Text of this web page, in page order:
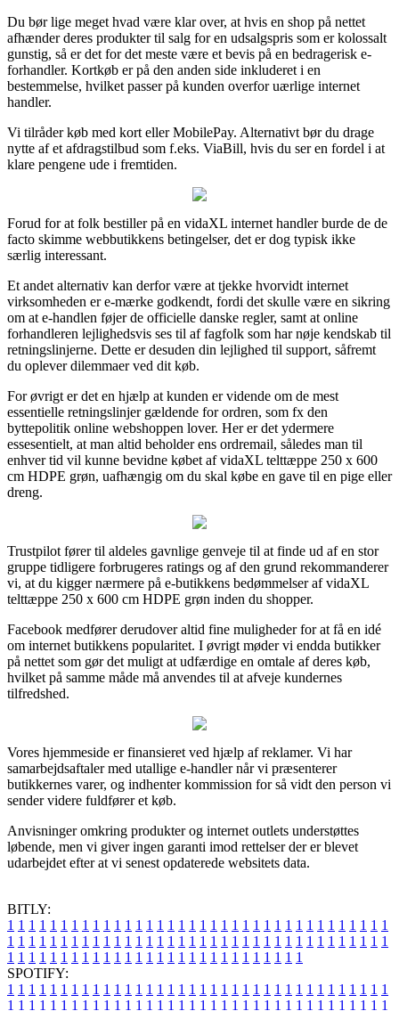
Du bør lige meget hvad være klar over, at hvis en shop på nettet
afhænder deres produkter til salg for en udsalgspris som er kolossalt
gunstig, så er det for det meste være et bevis på en bedragerisk e-
forhandler. Kortkøb er på den anden side inkluderet i en
bestemmelse, hvilket passer på kunden overfor uærlige internet
handler.
Vi tilråder køb med kort eller MobilePay. Alternativt bør du drage
nytte af et afdragstilbud som f.eks. ViaBill, hvis du ser en fordel i at
klare pengene ude i fremtiden.
Forud for at folk bestiller på en vidaXL internet handler burde de de
facto skimme webbutikkens betingelser, det er dog typisk ikke
særlig interessant.
Et andet alternativ kan derfor være at tjekke hvorvidt internet
virksomheden er e-mærke godkendt, fordi det skulle være en sikring
om at e-handlen føjer de officielle danske regler, samt at online
forhandleren lejlighedsvis ses til af fagfolk som har nøje kendskab til
retningslinjerne. Dette er desuden din lejlighed til support, såfremt
du oplever dilemmaer ved dit køb.
For øvrigt er det en hjælp at kunden er vidende om de mest
essentielle retningslinjer gældende for ordren, som fx den
byttepolitik online webshoppen lover. Her er det ydermere
essesentielt, at man altid beholder ens ordremail, således man til
enhver tid vil kunne bevidne købet af vidaXL telttæppe 250 x 600
cm HDPE grøn, uafhængig om du skal købe en gave til en pige eller
dreng.
Trustpilot fører til aldeles gavnlige genveje til at finde ud af en stor
gruppe tidligere forbrugeres ratings og af den grund rekommanderer
vi, at du kigger nærmere på e-butikkens bedømmelser af vidaXL
telttæppe 250 x 600 cm HDPE grøn inden du shopper.
Facebook medfører derudover altid fine muligheder for at få en idé
om internet butikkens popularitet. I øvrigt møder vi endda butikker
på nettet som gør det muligt at udfærdige en omtale af deres køb,
hvilket på samme måde må anvendes til at afveje kundernes
tilfredshed.
Vores hjemmeside er finansieret ved hjælp af reklamer. Vi har
samarbejdsaftaler med utallige e-handler når vi præsenterer
butikkernes varer, og indhenter kommission for så vidt den person vi
sender videre fuldfører et køb.
Anvisninger omkring produkter og internet outlets understøttes
løbende, men vi giver ingen garanti imod rettelser der er blevet
udarbejdet efter at vi senest opdaterede websitets data.
BITLY:
1 1 1 1 1 1 1 1 1 1 1 1 1 1 1 1 1 1 1 1 1 1 1 1 1 1 1 1 1 1 1 1 1 1 1 1
1 1 1 1 1 1 1 1 1 1 1 1 1 1 1 1 1 1 1 1 1 1 1 1 1 1 1 1 1 1 1 1 1 1 1 1
1 1 1 1 1 1 1 1 1 1 1 1 1 1 1 1 1 1 1 1 1 1 1 1 1 1 1 1
SPOTIFY:
1 1 1 1 1 1 1 1 1 1 1 1 1 1 1 1 1 1 1 1 1 1 1 1 1 1 1 1 1 1 1 1 1 1 1 1
1 1 1 1 1 1 1 1 1 1 1 1 1 1 1 1 1 1 1 1 1 1 1 1 1 1 1 1 1 1 1 1 1 1 1 1